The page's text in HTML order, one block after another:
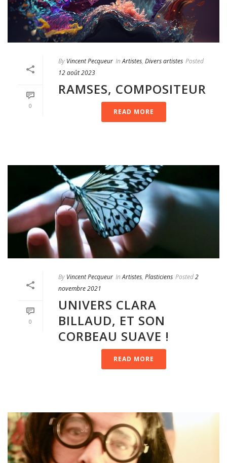
0
By Vincent Pecqueur In Artistes, Divers artistes Posted
12 août 2023
RAMSES, COMPOSITEUR
READ MORE
0
By Vincent Pecqueur In Artistes, Plasticiens Posted2
novembre 2021
UNIVERS CLARA
BILLAUD, ET SON
CORBEAU SUAVE !
READ MORE